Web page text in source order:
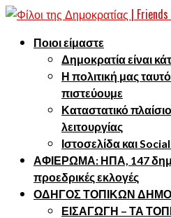
Ποιοι είμαστε
Δημοκρατία είναι
Η πολιτική μας
πιστεύουμε
Καταστατικό
λειτουργίας
Ιστοσελίδα και
ΑΦΙΕΡΩΜΑ: ΗΠΑ, 147
προεδρικές εκλογές
ΟΔΗΓΟΣ ΤΟΠΙΚΩΝ
ΕΙΣΑΓΩΓΗ – ΤΑ